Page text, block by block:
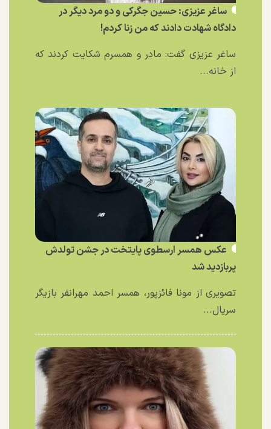
ساغر عزیزی: حسین جگرکی و دو مرد دیگر در
دادگاه شهادت دادند که من زنا کردم!
ساغر عزیزی گفت: مادر و همسرم شکایت کردند که
از خانه...
عکس همسر ارسطوی پایتخت در جشن تولدش
پربازدید شد
تصویری از مونا فائزپور، همسر احمد مهرانفر بازیگر
سریال...